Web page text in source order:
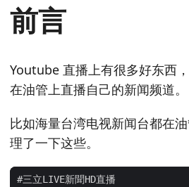
前言
Youtube 直播上有很多好东西
在油管上直播自己的新闻频道。
比如海量台湾电视新闻台都在
理了一下这些。